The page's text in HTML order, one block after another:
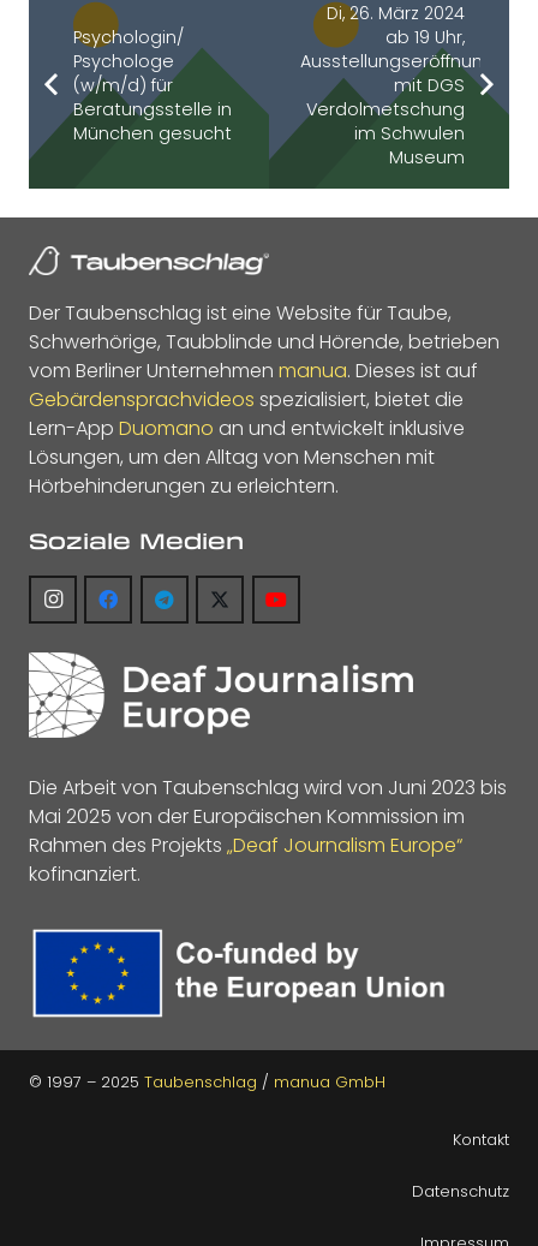
Psychologin/
Psychologe
(w/m/d) für
Beratungsstelle in
München gesucht
Di, 26. März 2024
ab 19 Uhr,
Ausstellungseröffnung
mit DGS
Verdolmetschung
im Schwulen
Museum
Der Taubenschlag ist eine Website für Taube,
Schwerhörige, Taubblinde und Hörende, betrieben
vom Berliner Unternehmen manua. Dieses ist auf
Gebärdensprachvideos spezialisiert, bietet die
Lern-App Duomano an und entwickelt inklusive
Lösungen, um den Alltag von Menschen mit
Hörbehinderungen zu erleichtern.
Soziale Medien
Die Arbeit von Taubenschlag wird von Juni 2023 bis
Mai 2025 von der Europäischen Kommission im
Rahmen des Projekts „Deaf Journalism Europe“
kofinanziert.
© 1997 – 2025 Taubenschlag / manua GmbH
Kontakt
Datenschutz